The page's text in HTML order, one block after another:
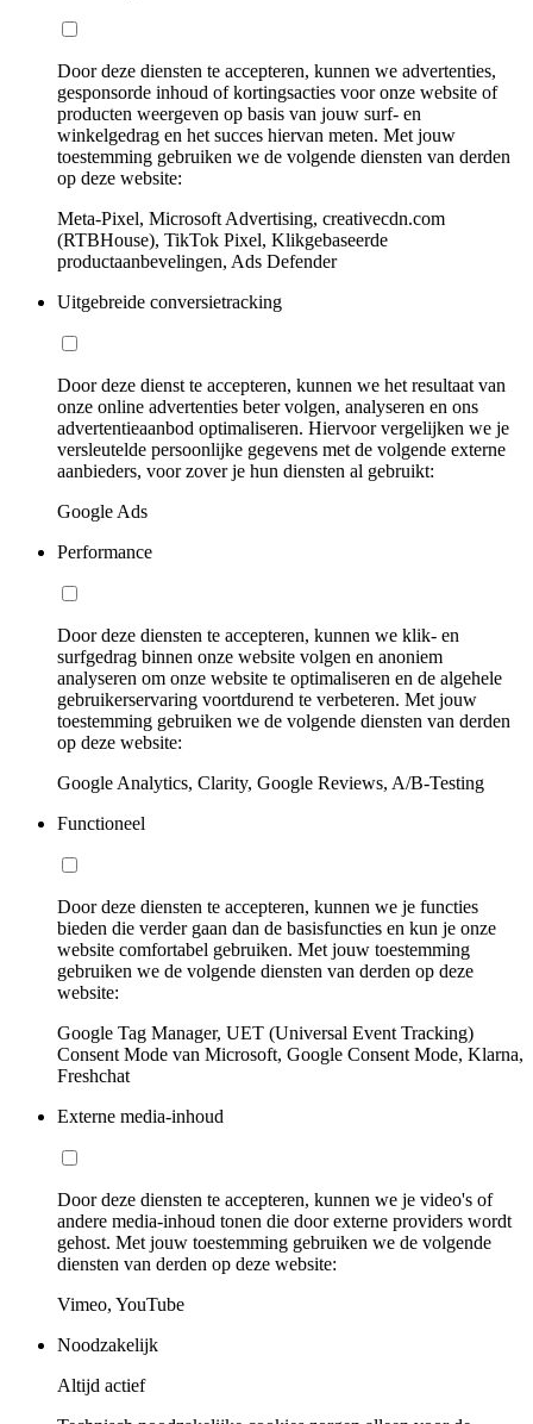
Door deze diensten te accepteren, kunnen we advertenties,
gesponsorde inhoud of kortingsacties voor onze website of
producten weergeven op basis van jouw surf- en
winkelgedrag en het succes hiervan meten. Met jouw
toestemming gebruiken we de volgende diensten van derden
op deze website:
Meta-Pixel, Microsoft Advertising, creativecdn.com
(RTBHouse), TikTok Pixel, Klikgebaseerde
productaanbevelingen, Ads Defender
Uitgebreide conversietracking
Door deze dienst te accepteren, kunnen we het resultaat van
onze online advertenties beter volgen, analyseren en ons
advertentieaanbod optimaliseren. Hiervoor vergelijken we je
versleutelde persoonlijke gegevens met de volgende externe
aanbieders, voor zover je hun diensten al gebruikt:
Google Ads
Performance
Door deze diensten te accepteren, kunnen we klik- en
surfgedrag binnen onze website volgen en anoniem
analyseren om onze website te optimaliseren en de algehele
gebruikerservaring voortdurend te verbeteren. Met jouw
toestemming gebruiken we de volgende diensten van derden
op deze website:
Google Analytics, Clarity, Google Reviews, A/B-Testing
Functioneel
Door deze diensten te accepteren, kunnen we je functies
bieden die verder gaan dan de basisfuncties en kun je onze
website comfortabel gebruiken. Met jouw toestemming
gebruiken we de volgende diensten van derden op deze
website:
Google Tag Manager, UET (Universal Event Tracking)
Consent Mode van Microsoft, Google Consent Mode, Klarna,
Freshchat
Externe media-inhoud
Door deze diensten te accepteren, kunnen we je video's of
andere media-inhoud tonen die door externe providers wordt
gehost. Met jouw toestemming gebruiken we de volgende
diensten van derden op deze website:
Vimeo, YouTube
Noodzakelijk
Altijd actief